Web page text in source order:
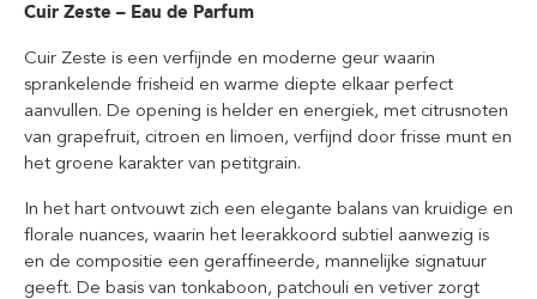
Cuir Zeste – Eau de Parfum
Cuir Zeste is een verfijnde en moderne geur waarin
sprankelende frisheid en warme diepte elkaar perfect
aanvullen. De opening is helder en energiek, met citrusnoten
van grapefruit, citroen en limoen, verfijnd door frisse munt en
het groene karakter van petitgrain.
In het hart ontvouwt zich een elegante balans van kruidige en
florale nuances, waarin het leerakkoord subtiel aanwezig is
en de compositie een geraffineerde, mannelijke signatuur
geeft. De basis van tonkaboon, patchouli en vetiver zorgt